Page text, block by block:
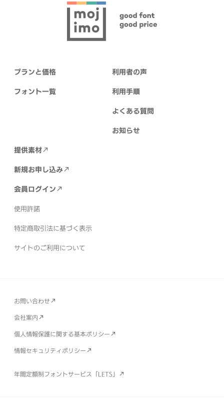
プランと価格
フォント一覧
利用者の声
利用手順
よくある質問
お知らせ
提供素材
新規お申し込み
会員ログイン
使用許諾
特定商取引法に基づく表示
サイトのご利用について
お問い合わせ
会社案内
個人情報保護に関する基本ポリシー
情報セキュリティポリシー
年間定額制フォントサービス「LETS」